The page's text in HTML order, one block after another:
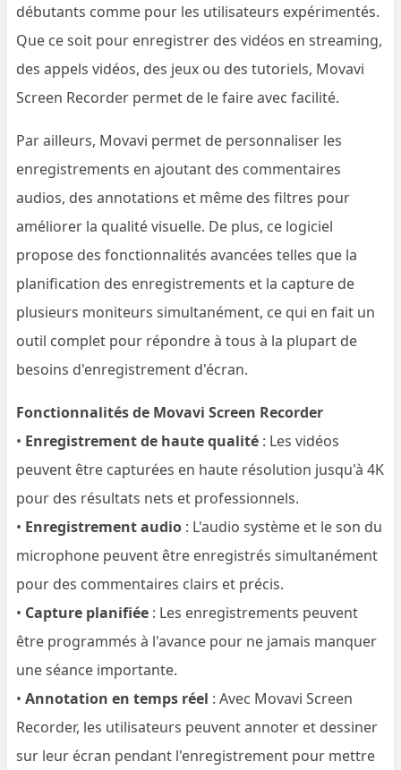
débutants comme pour les utilisateurs expérimentés.
Que ce soit pour enregistrer des vidéos en streaming,
des appels vidéos, des jeux ou des tutoriels, Movavi
Screen Recorder permet de le faire avec facilité.
Par ailleurs, Movavi permet de personnaliser les
enregistrements en ajoutant des commentaires
audios, des annotations et même des filtres pour
améliorer la qualité visuelle. De plus, ce logiciel
propose des fonctionnalités avancées telles que la
planification des enregistrements et la capture de
plusieurs moniteurs simultanément, ce qui en fait un
outil complet pour répondre à tous à la plupart de
besoins d'enregistrement d'écran.
Fonctionnalités de Movavi Screen Recorder
• Enregistrement de haute qualité : Les vidéos
peuvent être capturées en haute résolution jusqu'à 4K
pour des résultats nets et professionnels.
• Enregistrement audio : L'audio système et le son du
microphone peuvent être enregistrés simultanément
pour des commentaires clairs et précis.
• Capture planifiée : Les enregistrements peuvent
être programmés à l'avance pour ne jamais manquer
une séance importante.
•Annotation en temps réel : Avec Movavi Screen
Recorder, les utilisateurs peuvent annoter et dessiner
sur leur écran pendant l'enregistrement pour mettre